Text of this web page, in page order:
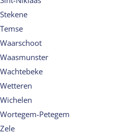
Stekene
Temse
Waarschoot
Waasmunster
Wachtebeke
Wetteren
Wichelen
Wortegem-Petegem
Zele